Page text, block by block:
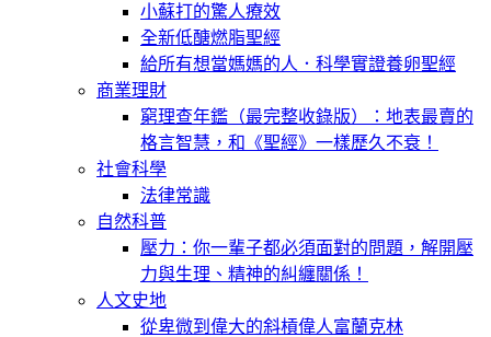
小蘇打的驚人療效
全新低醣燃脂聖經
給所有想當媽媽的人．科學實證養卵聖經
商業理財
窮理查年鑑（最完整收錄版）：地表最賣的
格言智慧，和《聖經》一樣歷久不衰！
社會科學
法律常識
自然科普
壓力：你一輩子都必須面對的問題，解開壓
力與生理、精神的糾纏關係！
人文史地
從卑微到偉大的斜槓偉人富蘭克林